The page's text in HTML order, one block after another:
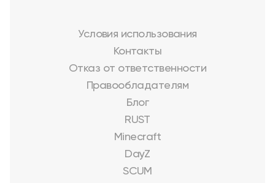
Условия использования
Контакты
Отказ от ответственности
Правообладателям
Блог
RUST
Minecraft
DayZ
SCUM